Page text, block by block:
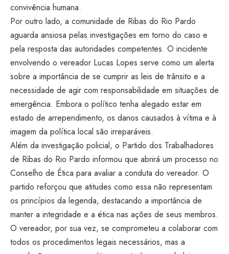
convivência humana.
Por outro lado, a comunidade de Ribas do Rio Pardo
aguarda ansiosa pelas investigações em torno do caso e
pela resposta das autoridades competentes. O incidente
envolvendo o vereador Lucas Lopes serve como um alerta
sobre a importância de se cumprir as leis de trânsito e a
necessidade de agir com responsabilidade em situações de
emergência. Embora o político tenha alegado estar em
estado de arrependimento, os danos causados à vítima e à
imagem da política local são irreparáveis.
Além da investigação policial, o Partido dos Trabalhadores
de Ribas do Rio Pardo informou que abrirá um processo no
Conselho de Ética para avaliar a conduta do vereador. O
partido reforçou que atitudes como essa não representam
os princípios da legenda, destacando a importância de
manter a integridade e a ética nas ações de seus membros.
O vereador, por sua vez, se comprometeu a colaborar com
todos os procedimentos legais necessários, mas a